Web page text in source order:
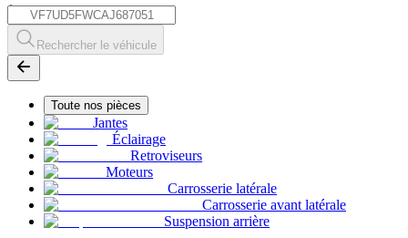
*
Rechercher le véhicule
Toute nos pièces
Jantes
Éclairage
Retroviseurs
Moteurs
Carrosserie latérale
Carrosserie avant latérale
Suspension arrière